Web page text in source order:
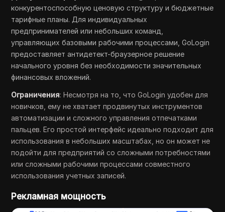
конкурентоспособную ценовую структуру и бюджетные
тарифные планы. Для индивидуальных
предпринимателей или небольших команд,
управляющих базовыми рабочими процессами, GoLogin
предоставляет антидетект-браузерное решение
начального уровня без необходимости значительных
финансовых вложений.
Ограничения: Несмотря на то, что GoLogin удобен для
новичков, ему не хватает продвинутых инструментов
автоматизации и сложного управления отпечатками
пальцев. Его простой интерфейс идеально подходит для
использования в небольших масштабах, но он может не
подойти для предприятий со сложными потребностями
или сложными рабочими процессами совместного
использования учетных записей.
Рекламная мощность